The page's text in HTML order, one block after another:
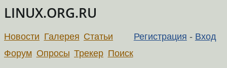
LINUX.ORG.RU
Регистрация - Вход
Новости Галерея Статьи
Форум Опросы Трекер Поиск